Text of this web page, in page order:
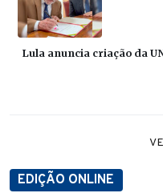
Lula anuncia criação da
EDIÇÃO ONLINE